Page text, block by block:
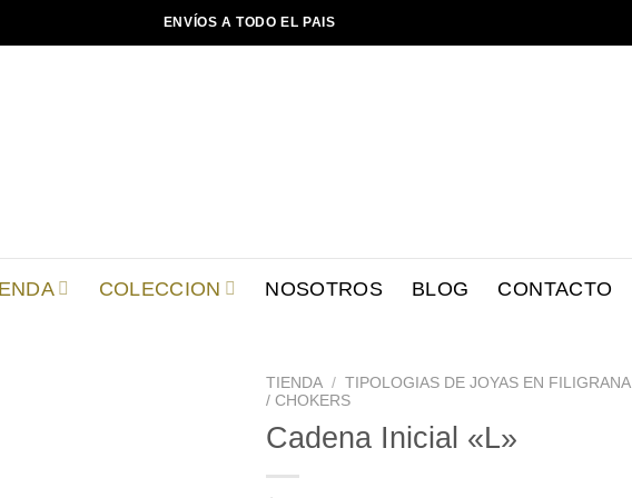
ENVÍOS A TODO EL PAIS
COLECCION NOSOTROS BLOG CONTACTO
TIENDA / TIPOLOGIAS DE JOYAS EN FILIGRANA
/ CHOKERS
Cadena Inicial «L»